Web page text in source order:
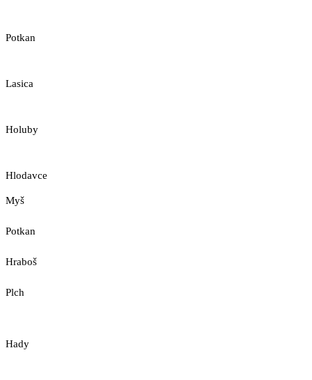
Potkan
Lasica
Holuby
Hlodavce
Myš
Potkan
Hraboš
Plch
Hady